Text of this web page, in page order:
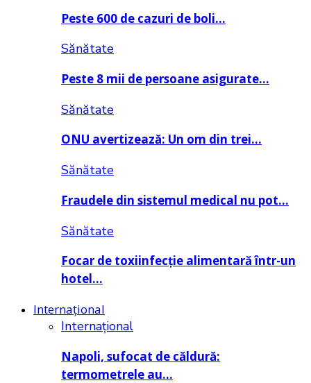
Peste 600 de cazuri de boli…
Sănătate
Peste 8 mii de persoane asigurate…
Sănătate
ONU avertizează: Un om din trei…
Sănătate
Fraudele din sistemul medical nu pot…
Sănătate
Focar de toxiinfecție alimentară într-un
hotel…
Internațional
Internațional
Napoli, sufocat de căldură:
termometrele au…